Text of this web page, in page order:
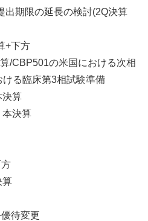
出期限の延長の検討(2Q決算
+下方
/CBP501の⽶国における次相
る臨床第3相試験準備
決算
本決算
算
待変更